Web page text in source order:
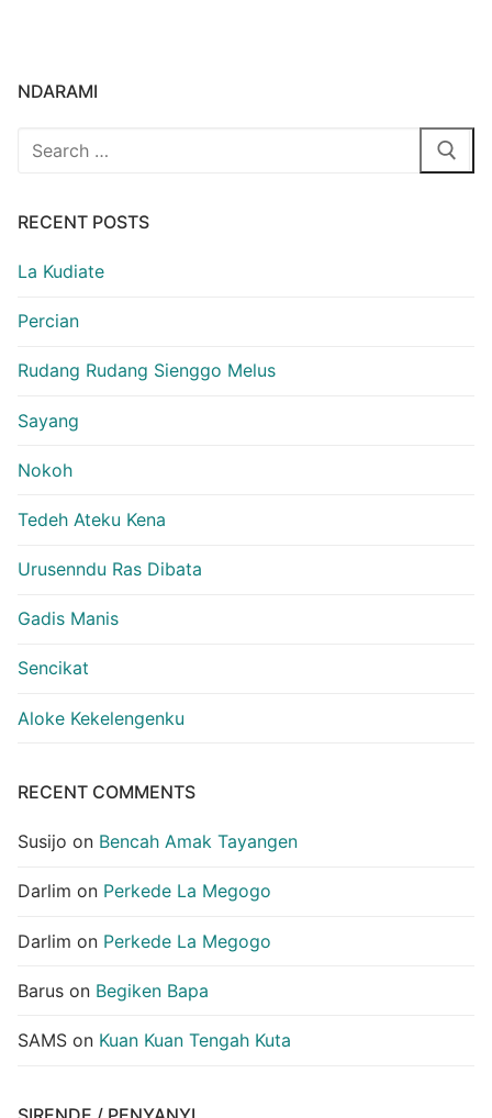
NDARAMI
Search
RECENT POSTS
La Kudiate
Percian
Rudang Rudang Sienggo Melus
Sayang
Nokoh
Tedeh Ateku Kena
Urusenndu Ras Dibata
Gadis Manis
Sencikat
Aloke Kekelengenku
RECENT COMMENTS
Susijo on Bencah Amak Tayangen
Darlim on Perkede La Megogo
Darlim on Perkede La Megogo
Barus on Begiken Bapa
SAMS on Kuan Kuan Tengah Kuta